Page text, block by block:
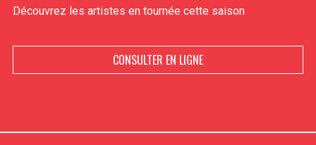
Découvrez les artistes en tournée cette saison
CONSULTER EN LIGNE